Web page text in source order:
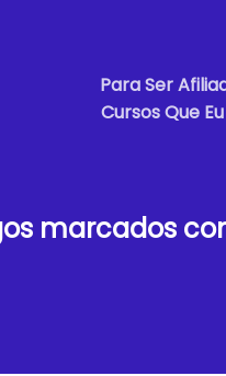
Para Ser
Cursos Que
marcados